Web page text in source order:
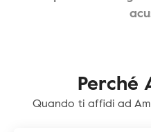
Perché
Quando ti affidi ad